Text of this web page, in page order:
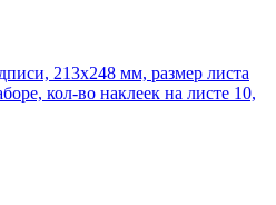
213х248 мм, размер листа
кол-во наклеек на листе 10,